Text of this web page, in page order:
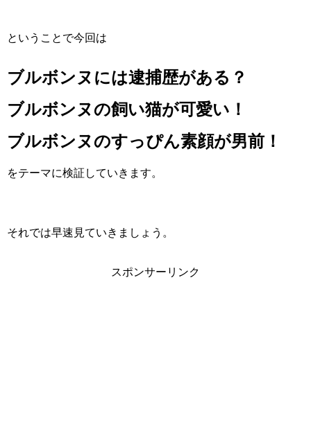
ということで今回は
ブルボンヌには逮捕歴がある？
ブルボンヌの飼い猫が可愛い！
ブルボンヌのすっぴん素顔が男前！
をテーマに検証していきます。
それでは早速見ていきましょう。
スポンサーリンク